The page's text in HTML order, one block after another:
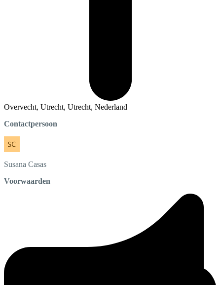
Overvecht, Utrecht, Utrecht, Nederland
Contactpersoon
Susana Casas
Voorwaarden